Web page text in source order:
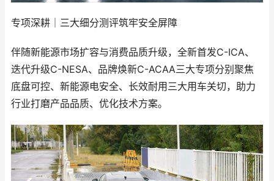
专项深耕｜三大细分测评筑牢安全屏障
伴随新能源市场扩容与消费品质升级，全新首发C-ICA、
迭代升级C-NESA、品牌焕新C-ACAA三大专项分别聚焦
底盘可控、新能源电安全、长效耐用三大用车关切，助力
行业打磨产品品质、优化技术方案。